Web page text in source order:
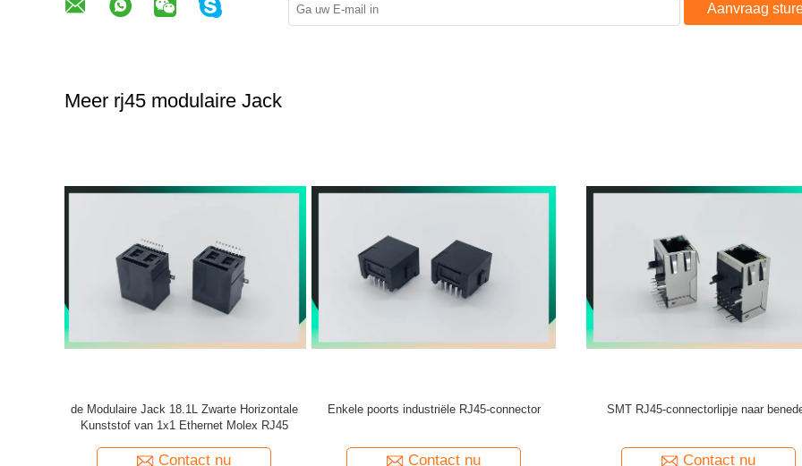
Aanvraag
Meer rj45 modulaire Jack
Enkele poorts industriële RJ45-connector
Contact nu
SMT RJ45-connectorlipje naar beneden
Contact nu
Laag profiel 90 graden Rj45-
Contact nu